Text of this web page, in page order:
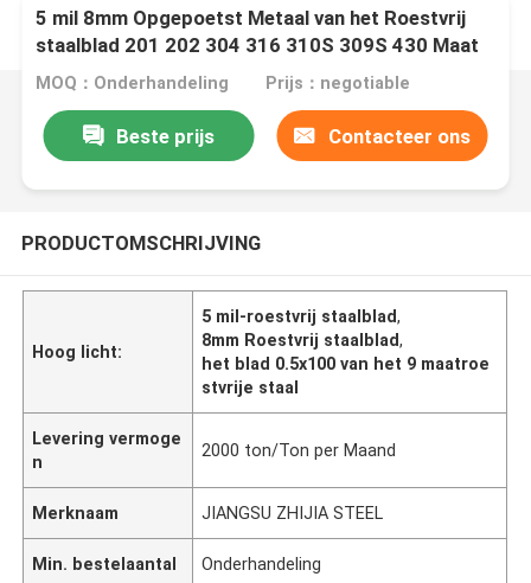
5 mil 8mm Opgepoetst Metaal van het Roestvrij
staalblad 201 202 304 316 310S 309S 430 Maat
2205 9
MOQ：Onderhandeling Prijs：negotiable
Beste prijs Contacteer ons
PRODUCTOMSCHRIJVING
Hoog licht:
5 mil-roestvrij staalblad,
8mm Roestvrij staalblad,
het blad 0.5x100 van het 9 maatroe
stvrije staal
Levering vermoge
n
2000 ton/Ton per Maand
Merknaam JIANGSU ZHIJIA STEEL
Min. bestelaantal Onderhandeling